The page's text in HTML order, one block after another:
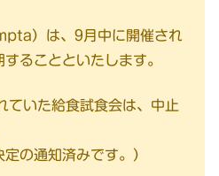
）は、9月中に開催され
ることといたします。
ていた給食試食会は、中止
の通知済みです。）